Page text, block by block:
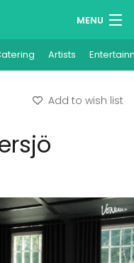
MENU
Artists
Add to wish list